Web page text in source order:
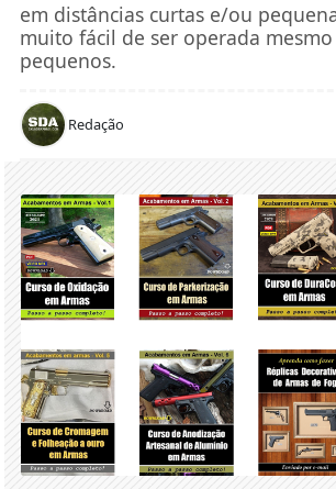
em distâncias curtas e/ou
muito fácil de ser operada
pequenos.
Redação